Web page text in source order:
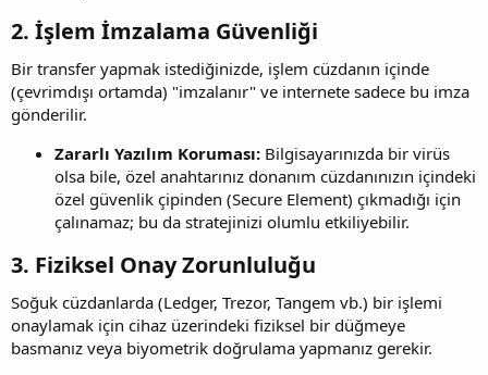
2. İşlem İmzalama Güvenliği​
Bir transfer yapmak istediğinizde, işlem cüzdanın içinde
(çevrimdışı ortamda) "imzalanır" ve internete sadece bu imza
gönderilir.
Zararlı Yazılım Koruması: Bilgisayarınızda bir virüs
olsa bile, özel anahtarınız donanım cüzdanınızın içindeki
özel güvenlik çipinden (Secure Element) çıkmadığı için
çalınamaz; bu da stratejinizi olumlu etkiliyebilir.
3. Fiziksel Onay Zorunluluğu​
Soğuk cüzdanlarda (Ledger, Trezor, Tangem vb.) bir işlemi
onaylamak için cihaz üzerindeki fiziksel bir düğmeye
basmanız veya biyometrik doğrulama yapmanız gerekir.